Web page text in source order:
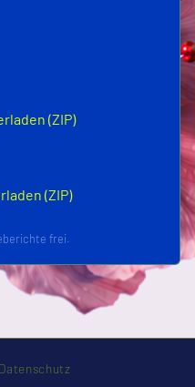
(ZIP)
(ZIP)
frei.
Datenschutz